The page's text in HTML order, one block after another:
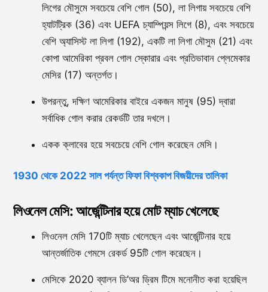
লিগের মৌসুমে সবচেয়ে বেশি গোল (50), লা লিগায় সবচেয়ে বেশি
হ্যাটট্রিক (36) এবং UEFA চ্যাম্পিয়ন্স লিগে (8), এবং সবচেয়ে
বেশি অ্যাসিস্ট লা লিগা (192), একটি লা লিগা মৌসুম (21) এবং
কোপা আমেরিকা প্রবল গোল স্কোরার এবং প্রতিভাবান প্লেমেকার
মেসির (17) অন্তর্গত।
উপরন্তু, দক্ষিণ আমেরিকার বাইরে একজন মানুষ (95) দ্বারা
সর্বাধিক গোল করার রেকর্ডটি তার দখলে।
একক ক্লাবের হয়ে সবচেয়ে বেশি গোল করেছেন মেসি।
1930 থেকে 2022 সাল পর্যন্ত ফিফা বিশ্বকাপ বিজয়ীদের তালিকা
লিওনেল মেসি: আর্জেন্টিনার হয়ে মোট ম্যাচ খেলেছে
লিওনেল মেসি 170টি ম্যাচ খেলেছেন এবং আর্জেন্টিনার হয়ে
আন্তর্জাতিক গেমসে রেকর্ড 95টি গোল করেছেন।
মেসিকে 2020 ব্যালন ডি’অর ড্রিম টিমে মনোনীত করা হয়েছিল